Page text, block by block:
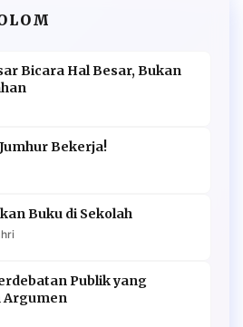
Bicara Hal Besar, Bukan
Bekerja!
Buku di Sekolah
Publik yang
Argumen